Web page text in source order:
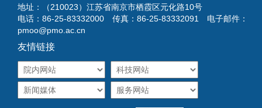
地址：（210023）江苏省南京市栖霞区元化路10号
电话：86-25-83332000 传真：86-25-83332091 电子邮件：
pmoo@pmo.ac.cn
友情链接